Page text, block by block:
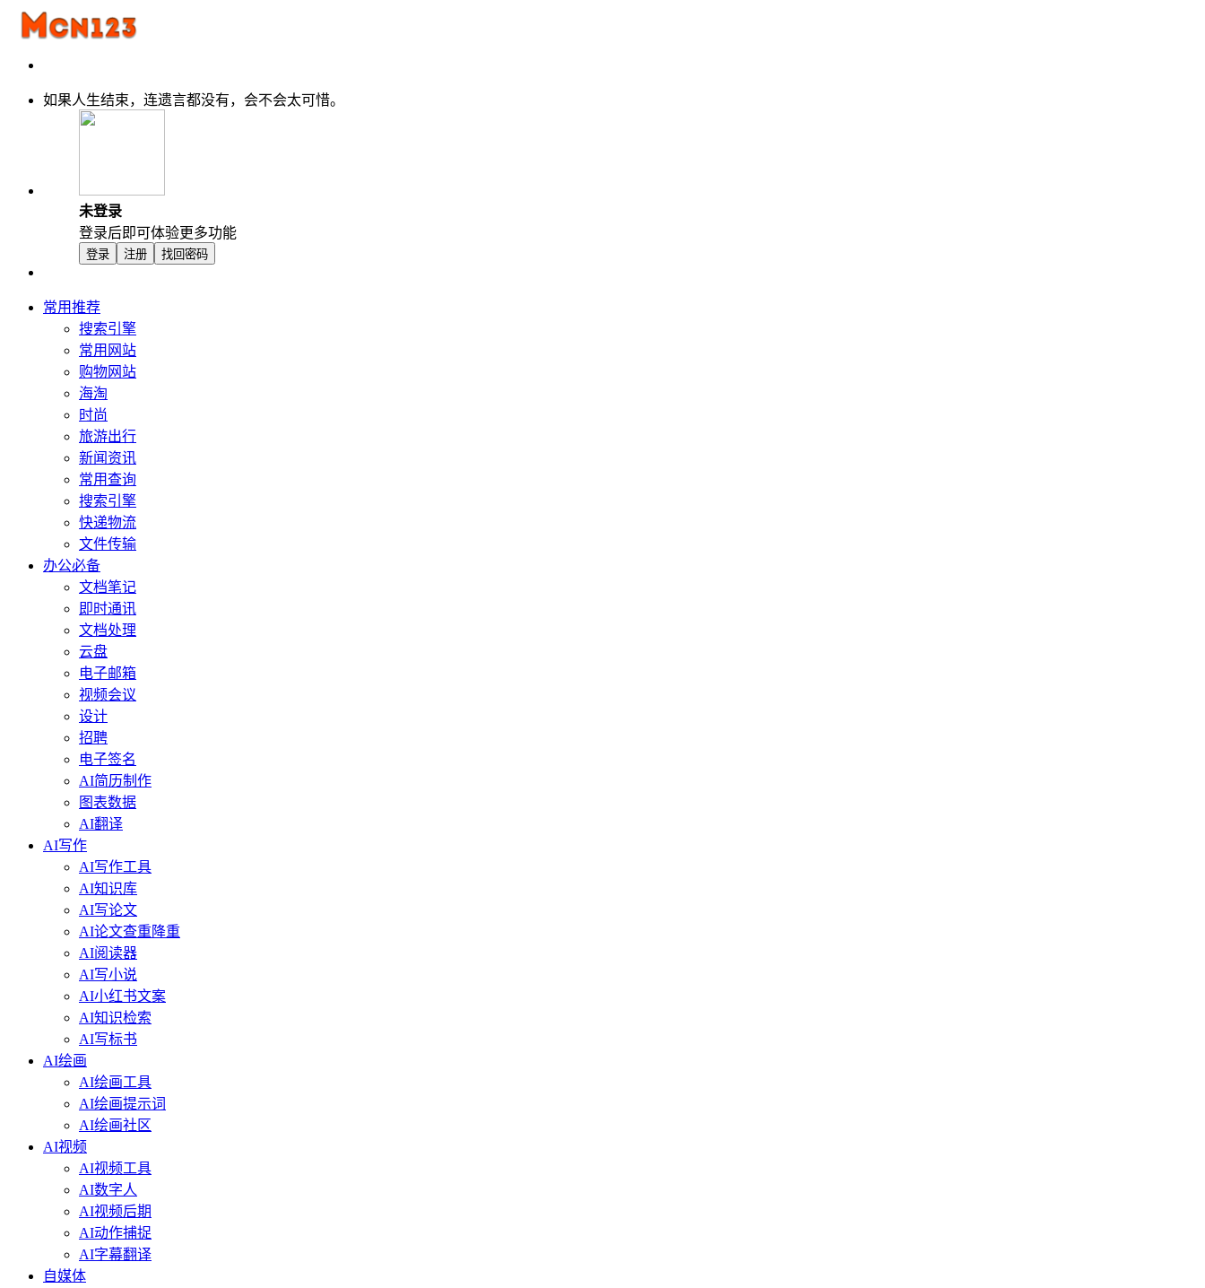
如果人生结束，连遗言都没有，会不会太可惜。
未登录
登录后即可体验更多功能
登录 注册 找回密码
常用推荐
搜索引擎
常用网站
购物网站
海淘
时尚
旅游出行
新闻资讯
常用查询
搜索引擎
快递物流
文件传输
办公必备
文档笔记
即时通讯
文档处理
云盘
电子邮箱
视频会议
设计
招聘
电子签名
AI简历制作
图表数据
AI翻译
AI写作
AI写作工具
AI知识库
AI写论文
AI论文查重降重
AI阅读器
AI写小说
AI小红书文案
AI知识检索
AI写标书
AI绘画
AI绘画工具
AI绘画提示词
AI绘画社区
AI视频
AI视频工具
AI数字人
AI视频后期
AI动作捕捉
AI字幕翻译
自媒体